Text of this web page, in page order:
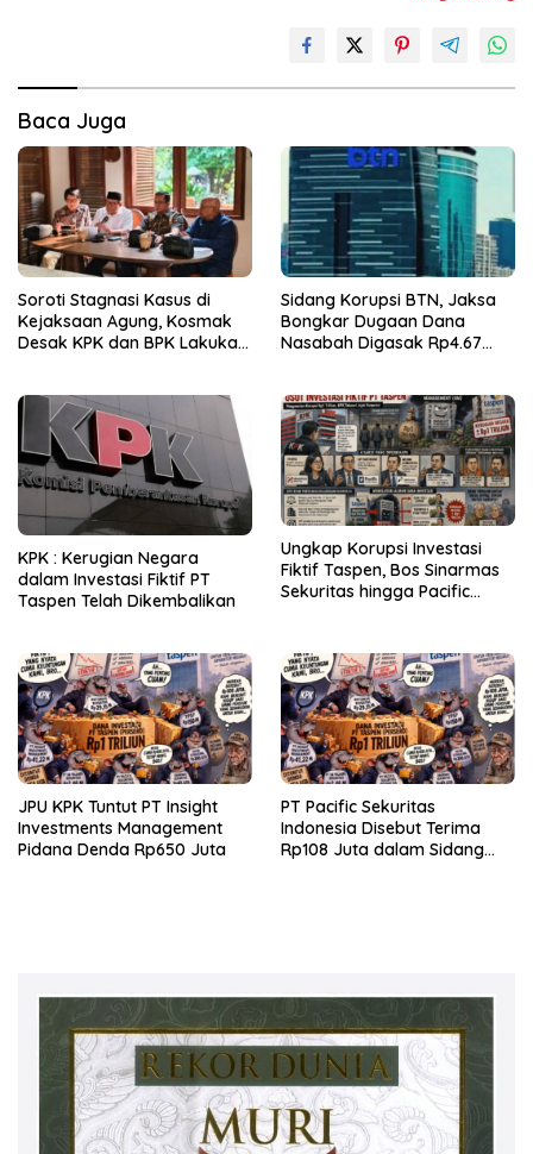
Baca Juga
Soroti Stagnasi Kasus di
Kejaksaan Agung, Kosmak
Desak KPK dan BPK Lakukan
Sidang Korupsi BTN, Jaksa
Bongkar Dugaan Dana
Nasabah Digasak Rp4.67
KPK : Kerugian Negara
dalam Investasi Fiktif PT
Taspen Telah Dikembalikan
Ungkap Korupsi Investasi
Fiktif Taspen, Bos Sinarmas
Sekuritas hingga Pacific
JPU KPK Tuntut PT Insight
Investments Management
Pidana Denda Rp650 Juta
PT Pacific Sekuritas
Indonesia Disebut Terima
Rp108 Juta dalam Sidang